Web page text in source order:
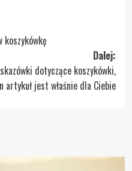
Dalej:
dotyczące koszykówki,
artykuł jest właśnie dla Ciebie